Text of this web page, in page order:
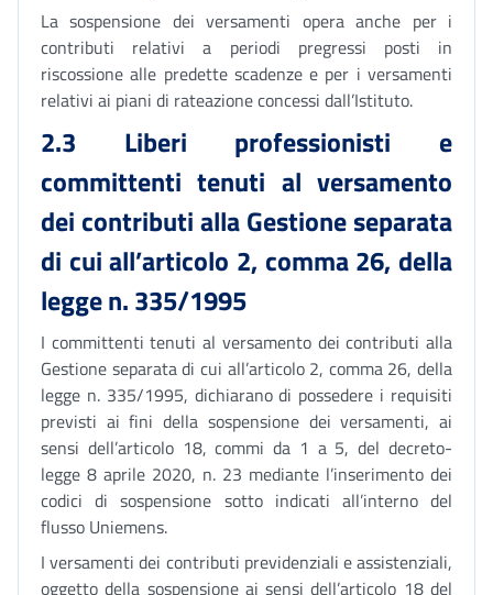
La sospensione dei versamenti opera anche per i
contributi relativi a periodi pregressi posti in
riscossione alle predette scadenze e per i versamenti
relativi ai piani di rateazione concessi dall’Istituto.
2.3 Liberi professionisti e
committenti tenuti al versamento
dei contributi alla Gestione separata
di cui all’articolo 2, comma 26, della
legge n. 335/1995
I committenti tenuti al versamento dei contributi alla
Gestione separata di cui all’articolo 2, comma 26, della
legge n. 335/1995, dichiarano di possedere i requisiti
previsti ai fini della sospensione dei versamenti, ai
sensi dell’articolo 18, commi da 1 a 5, del decreto-
legge 8 aprile 2020, n. 23 mediante l’inserimento dei
codici di sospensione sotto indicati all’interno del
flusso Uniemens.
I versamenti dei contributi previdenziali e assistenziali,
oggetto della sospensione ai sensi dell’articolo 18 del